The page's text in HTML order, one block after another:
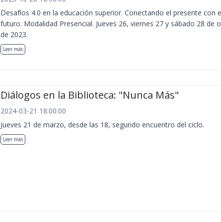
Desafíos 4.0 en la educación superior. Conectando el presente con
futuro. Modalidad Presencial. Jueves 26, viernes 27 y sábado 28 de
de 2023.
Leer más
Diálogos en la Biblioteca: "Nunca Más"
2024-03-21 18:00:00
Jueves 21 de marzo, desde las 18, segundo encuentro del ciclo.
Leer más